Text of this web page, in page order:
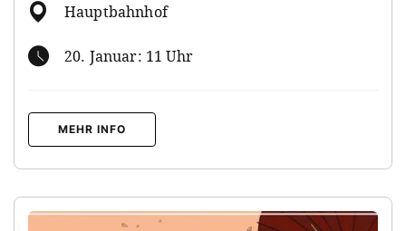
Hauptbahnhof
20. Januar: 11 Uhr
MEHR INFO